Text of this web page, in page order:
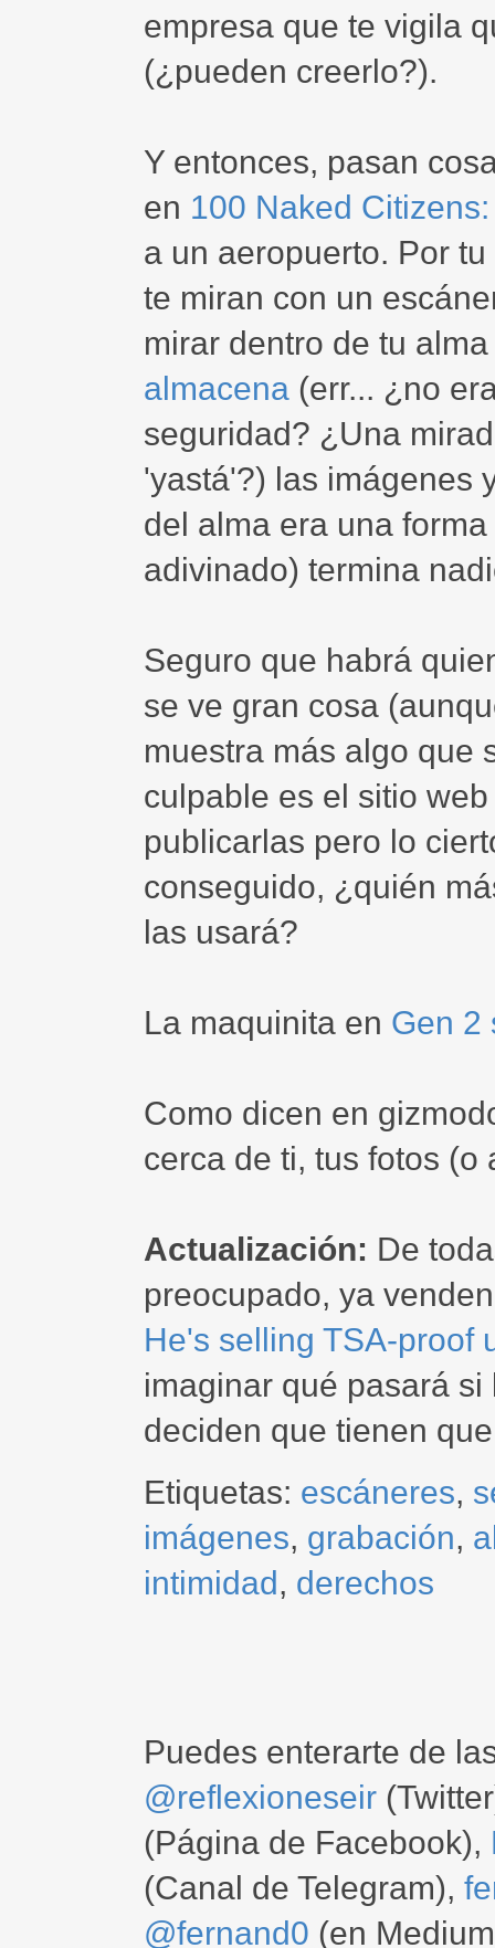
empresa que te vigila
(¿pueden creerlo?).
Y entonces, pasan
en 100 Naked
a un aeropuerto. Por
te miran con un
mirar dentro de tu
almacena (err... ¿no
seguridad? ¿Una
'yastá'?) las imágenes
del alma era una
adivinado) termina
Seguro que habrá
se ve gran cosa
muestra más algo que
culpable es el sitio
publicarlas pero lo
conseguido, ¿quién
las usará?
La maquinita en Gen 2
Como dicen en
cerca de ti, tus fotos (o
Actualización: De
preocupado, ya
He's selling TSA-proof
imaginar qué pasará
deciden que tienen
Etiquetas: escáneres,
imágenes, grabación,
intimidad, derechos
Puedes enterarte de
@reflexioneseir
(Página de Facebook),
(Canal de Telegram),
@fernand0 (en